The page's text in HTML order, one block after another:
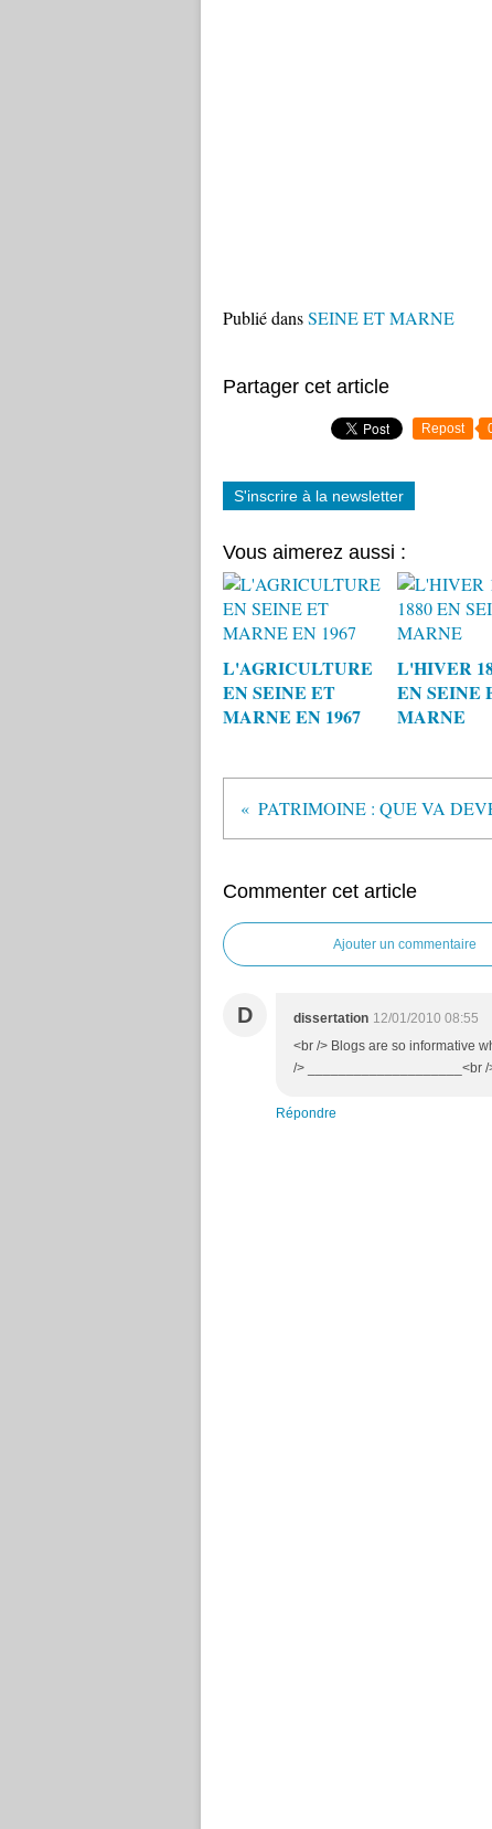
Publié dansSEINE ET MARNE
Partager cet article
Repost
S'inscrire à la newsletter
Vous aimerez aussi :
L'AGRICULTURE
EN SEINE ET
MARNE EN 1967
L'HIVER
EN SEINE
MARNE
Commenter cet article
Ajouter un commentaire
D dissertation 12/01/2010 08:55
<br /> Blogs are so informative
/> ____________________<br /
Répondre